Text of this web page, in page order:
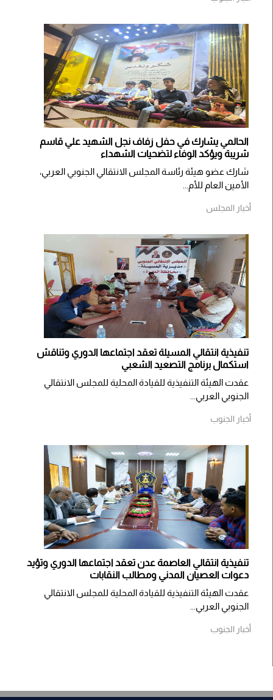
الحالمي يشارك في حفل زفاف نجل الشهيد علي قاسم
شريبة ويؤكد الوفاء لتضحيات الشهداء
شارك عضو هيئة رئاسة المجلس الانتقالي الجنوبي العربي،
الأمين العام للأم...
أخبار المجلس
تنفيذية انتقالي المسيلة تعقد اجتماعها الدوري وتناقش
استكمال برنامج التصعيد الشعبي
عقدت الهيئة التنفيذية للقيادة المحلية للمجلس الانتقالي
الجنوبي العربي...
أخبار الجنوب
تنفيذية انتقالي العاصمة عدن تعقد اجتماعها الدوري وتؤيد
دعوات العصيان المدني ومطالب النقابات
​عقدت الهيئة التنفيذية للقيادة المحلية للمجلس الانتقالي
الجنوبي العربي...
أخبار الجنوب